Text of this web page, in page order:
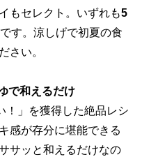
もセレクト。いずれも5
です。涼しげで初夏の食
さい。
で和えるだけ
！」を獲得した絶品レシ
感が存分に堪能できる
サッと和えるだけなの